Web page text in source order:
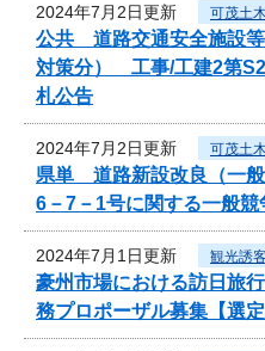
2024年7月2日更新 可茂土
公共 道路交通安全施設
対策分） 工事/工建2第
札公告
2024年7月2日更新 可茂土
県単 道路新設改良（一
6－7－1号に関する一般競
2024年7月1日更新 観光誘
豪州市場における訪日旅
務プロポーザル募集【選定